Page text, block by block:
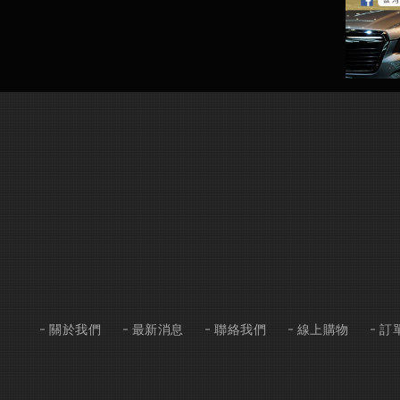
關於我們 最新消息 聯絡我們 線上購物 訂